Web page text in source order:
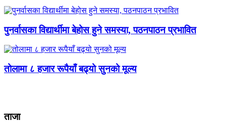
पुनर्वासका विद्यार्थीमा बेहोस हुने समस्या, पठनपाठन प्रभावित
तोलामा ८ हजार रूपैयाँ बढ्यो सुनको मूल्य
ताजा